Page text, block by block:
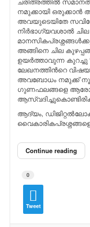
നമുക്കായി
അവയുടെയിതേ
നിര്‍ഭാഗ്യവശാല്‍
അങ്ങിനെ ചില
ഉയര്‍ത്താവുന്ന
ലേഖനത്തിന്‍റെ
അവബോധം നമുക്ക്
ഗുണഫലങ്ങളെ
ആദ്യം,
വൈകാരികപ്രശ്നങ്ങളെ
Continue reading
0
Tweet